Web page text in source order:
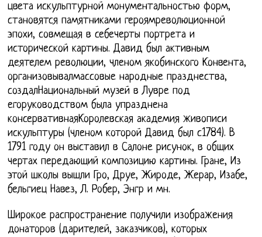
цвета искульптурной монументальностью форм,
становятся памятниками героямреволюционной
эпохи, совмещая в себечерты портрета и
исторической картины. Давид был активным
деятелем революции, членом якобинского Конвента,
организовывалмассовые народные празднества,
создалНациональный музей в Лувре под
егоруководством была упразднена
консервативнаяКоролевская академия живописи
искульптуры (членом которой Давид был с1784). В
1791 году он выставил в Салоне рисунок, в общих
чертах передающий композицию картины. Гране, Из
этой школы вышли Гро, Друе, Жироде, Жерар, Изабе,
бельгиец Навез, Л. Робер, Энгр и мн.
Широкое распространение получили изображения
донаторов (дарителей, заказчиков), которых